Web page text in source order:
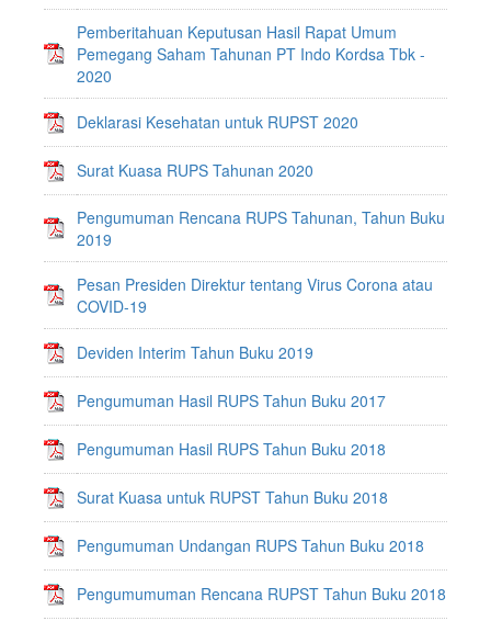
Pemberitahuan Keputusan Hasil Rapat Umum
Pemegang Saham Tahunan PT Indo Kordsa Tbk -
2020
Deklarasi Kesehatan untuk RUPST 2020
Surat Kuasa RUPS Tahunan 2020
Pengumuman Rencana RUPS Tahunan, Tahun Buku
2019
Pesan Presiden Direktur tentang Virus Corona atau
COVID-19
Deviden Interim Tahun Buku 2019
Pengumuman Hasil RUPS Tahun Buku 2017
Pengumuman Hasil RUPS Tahun Buku 2018
Surat Kuasa untuk RUPST Tahun Buku 2018
Pengumuman Undangan RUPS Tahun Buku 2018
Pengumumuman Rencana RUPST Tahun Buku 2018